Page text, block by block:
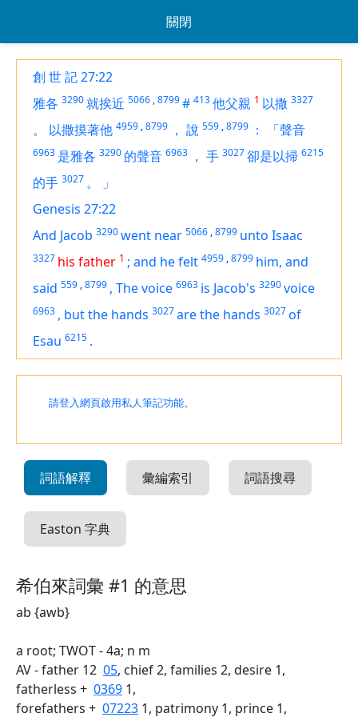
關閉
創 世 記 27:22
雅各 3290就挨近 5066 ,8799# 413他父親 1 以撒 3327
。 以撒摸著他 4959 ,8799 ， 說 559 ,8799 ： 「聲音
6963 是雅各 3290 的聲音 6963 ， 手 3027卻是以掃 6215
的手 3027 。
」
Genesis 27:22
And Jacob 3290went near 5066 ,8799 unto Isaac
3327 his father 1 ; and he felt 4959 ,8799 him, and
said 559 ,8799 , The voice 6963 is Jacob's 3290voice
6963 , but the hands 3027arethe hands 3027of
Esau 6215 .
請登入網頁啟用私人筆記功能。
詞語解釋 彙編索引 詞語搜尋
Easton 字典
希伯來詞彙 #1 的意思
ab {awb}
a root; TWOT - 4a; n m
AV - father 12 05, chief 2, families 2, desire 1,
fatherless + 0369 1,
forefathers + 07223 1, patrimony 1, prince 1,